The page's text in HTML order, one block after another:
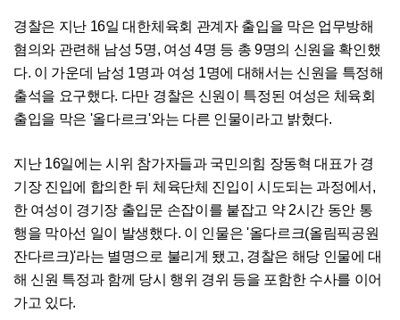
경찰은 지난 16일 대한체육회 관계자 출입을 막은 업무방해
혐의와 관련해 남성 5명, 여성 4명 등 총 9명의 신원을 확인했
다. 이 가운데 남성 1명과 여성 1명에 대해서는 신원을 특정해
출석을 요구했다. 다만 경찰은 신원이 특정된 여성은 체육회
출입을 막은 '올다르크'와는 다른 인물이라고 밝혔다.
지난 16일에는 시위 참가자들과 국민의힘 장동혁 대표가 경
기장 진입에 합의한 뒤 체육단체 진입이 시도되는 과정에서,
한 여성이 경기장 출입문 손잡이를 붙잡고 약 2시간 동안 통
행을 막아선 일이 발생했다. 이 인물은 '올다르크(올림픽공원
잔다르크)'라는 별명으로 불리게 됐고, 경찰은 해당 인물에 대
해 신원 특정과 함께 당시 행위 경위 등을 포함한 수사를 이어
가고 있다.